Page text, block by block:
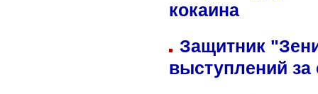
кокаина
Защитник
выступлений